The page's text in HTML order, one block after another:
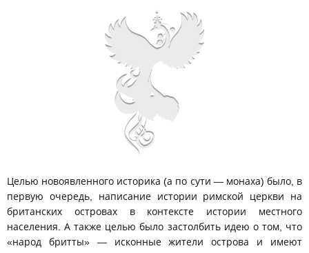
Целью новоявленного историка (а по сути — монаха) было, в
первую очередь, написание истории римской церкви на
британских островах в контексте истории местного
населения. А также целью было застолбить идею о том, что
«народ бритты» — исконные жители острова и имеют